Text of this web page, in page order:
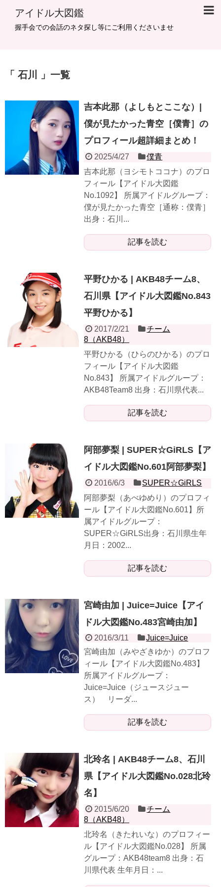
アイドル大図鑑
握手会での会話のネタ探し等にご利用くださいませ
石川 一覧
吉本此那（よしもとここな）|
僕が見たかった青空［僕青］の
プロフィール超詳細まとめ！
2025/4/27
僕青
吉本此那（ヨシモトココナ）のプロ
フィール【アイドル大図鑑
No.1092】 所属アイドルグループ：
僕が見たかった青空［通称：僕青］
出身：石川...
記事を読む
平野ひかる | AKB48チーム8、
石川県【アイドル大図鑑No.843
平野ひかる】
2017/2/21
チーム
8（AKB48）
平野ひかる（ひらのひかる）のプロ
フィール【アイドル大図鑑
No.843】 所属アイドルグループ：
AKB48Team8 出身：石川県代表...
記事を読む
阿部夢梨 | SUPER☆GiRLS【ア
イドル大図鑑No.601阿部夢梨】
2016/6/3
SUPER☆GiRLS
阿部夢梨（あべゆめり）のプロフィ
ール【アイドル大図鑑No.601】所
属アイドルグループ：
SUPER☆GiRLS出身：石川県生年
月日：2002...
記事を読む
宮崎由加 | Juice=Juice【アイ
ドル大図鑑No.483宮崎由加】
2016/3/11
Juice=Juice
宮崎由加（みやざきゆか）のプロフ
ィール【アイドル大図鑑No.483】
所属アイドルグループ：
Juice=Juice（ジュースジュー
ス） リーダ...
記事を読む
北玲名 | AKB48チーム8、石川
県【アイドル大図鑑No.028北玲
名】
2015/6/20
チーム
8（AKB48）
北玲名（きたれいな）のプロフィー
ル【アイドル大図鑑No.028】 所属
グループ：AKB48team8 出身：石
川県代表 生年月日：...